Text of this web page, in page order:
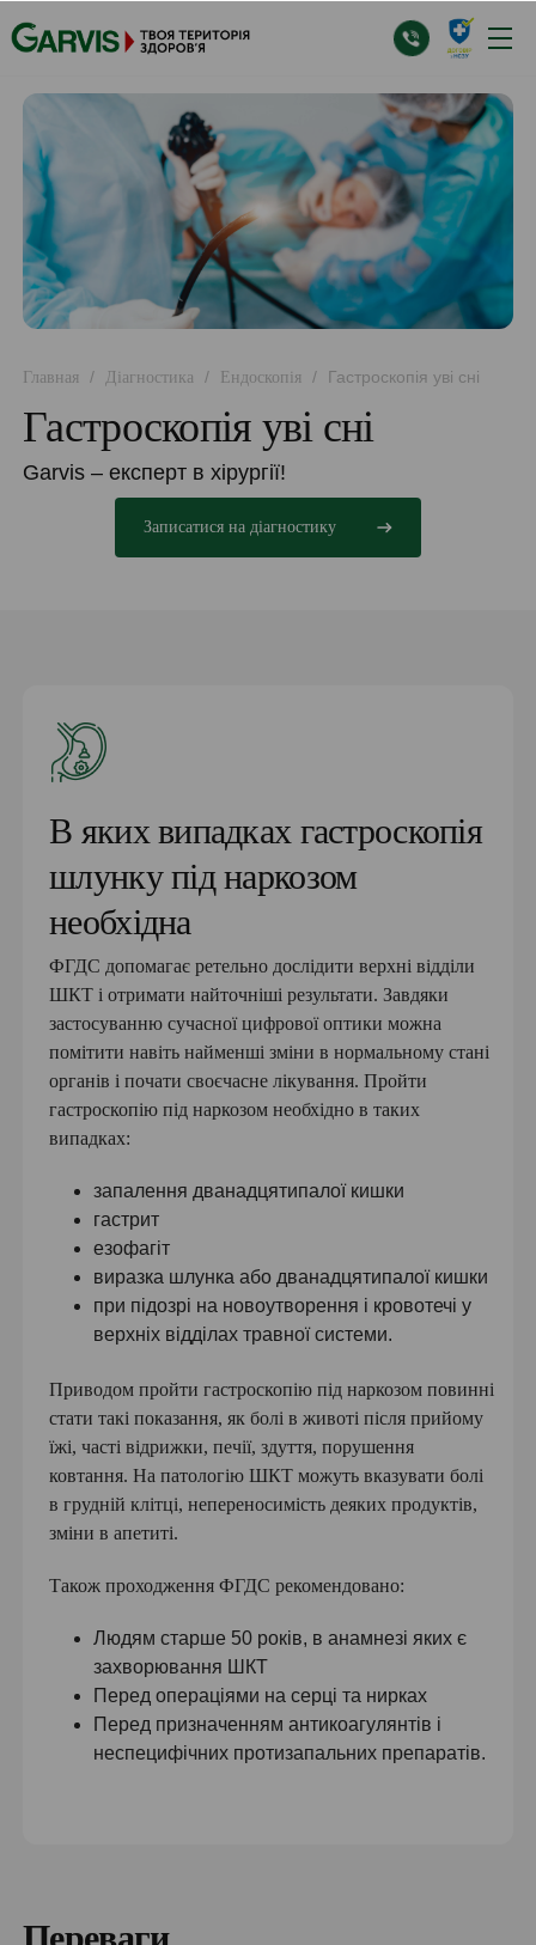
Главная / Діагностика / Ендоскопія / Гастроскопія уві сні
Гастроскопія уві сні
Garvis – експерт в хірургії!
Записатися на діагностику
В яких випадках гастроскопія
шлунку під наркозом
необхідна
ФГДС допомагає ретельно дослідити верхні відділи
ШКТ і отримати найточніші результати. Завдяки
застосуванню сучасної цифрової оптики можна
помітити навіть найменші зміни в нормальному стані
органів і почати своєчасне лікування. Пройти
гастроскопію під наркозом необхідно в таких
випадках:
запалення дванадцятипалої кишки
гастрит
езофагіт
виразка шлунка або дванадцятипалої кишки
при підозрі на новоутворення і кровотечі у
верхніх відділах травної системи.
Приводом пройти гастроскопію під наркозом повинні
стати такі показання, як болі в животі після прийому
їжі, часті відрижки, печії, здуття, порушення
ковтання. На патологію ШКТ можуть вказувати болі
в грудній клітці, непереносимість деяких продуктів,
зміни в апетиті.
Також проходження ФГДС рекомендовано:
Людям старше 50 років, в анамнезі яких є
захворювання ШКТ
Перед операціями на серці та нирках
Перед призначенням антикоагулянтів і
неспецифічних протизапальних препаратів.